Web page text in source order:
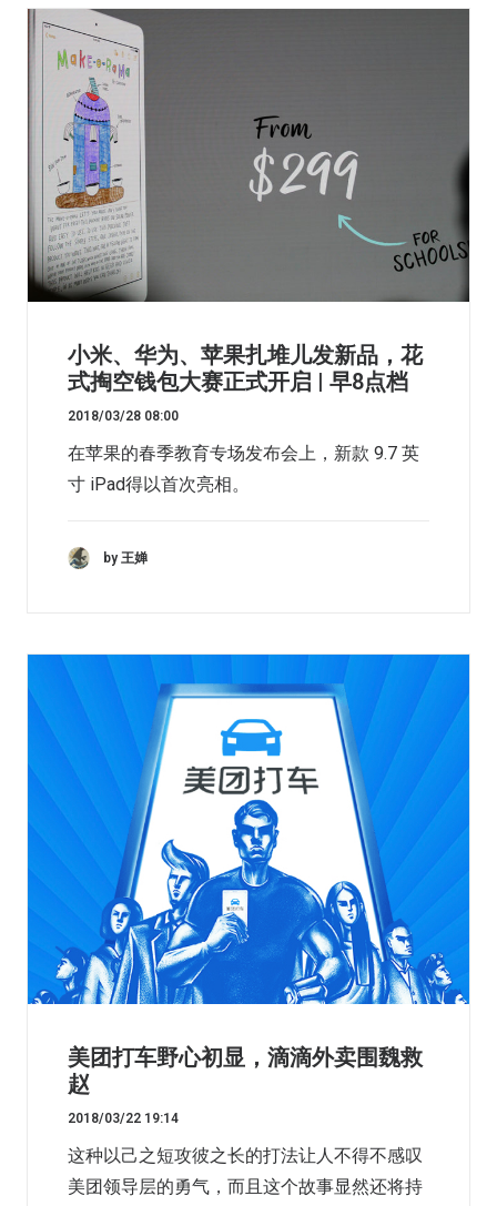
小米、华为、苹果扎堆儿发新品，花
式掏空钱包大赛正式开启 | 早8点档
2018/03/28 08:00
在苹果的春季教育专场发布会上，新款 9.7 英
寸 iPad得以首次亮相。
by 王婵
美团打车野心初显，滴滴外卖围魏救
赵
2018/03/22 19:14
这种以己之短攻彼之长的打法让人不得不感叹
美团领导层的勇气，而且这个故事显然还将持